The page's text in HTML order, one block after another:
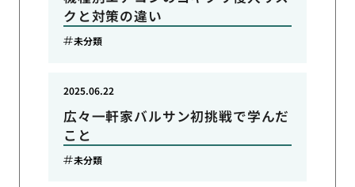
クと対策の違い
未分類
広々一軒家バルサン初挑戦で学んだ
こと
2025.06.22
未分類